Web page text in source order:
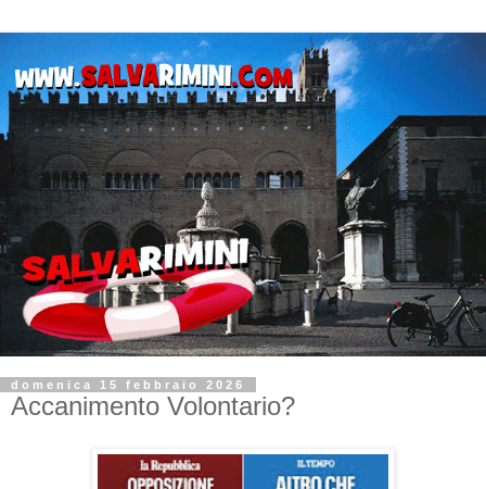
domenica 15 febbraio 2026
Accanimento Volontario?